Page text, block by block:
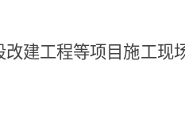
建工程等项目施工现